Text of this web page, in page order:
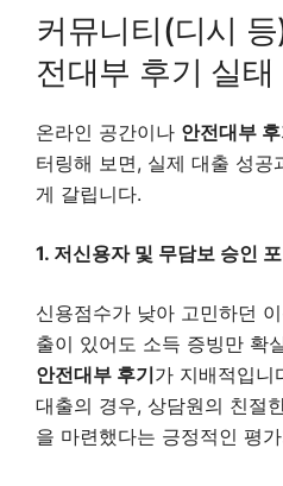
커뮤니티(디시
전대부 후기 실태
온라인 공간이나 안전대부
터링해 보면, 실제 대출 성공
게 갈립니다.
1. 저신용자 및 무담보 승인
신용점수가 낮아 고민하던
출이 있어도 소득 증빙만 확
안전대부 후기가 지배적입니
대출의 경우, 상담원의 친절
을 마련했다는 긍정적인 평